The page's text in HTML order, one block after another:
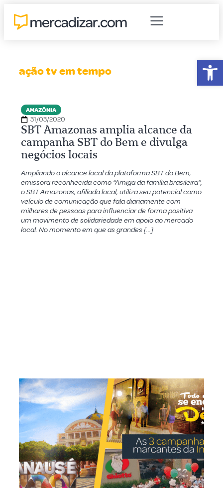
ação tv em tempo
AMAZÔNIA
31/03/2020
SBT Amazonas amplia alcance da
campanha SBT do Bem e divulga
negócios locais
Ampliando o alcance local da plataforma SBT do Bem,
emissora reconhecida como “Amiga da família brasileira”,
o SBT Amazonas, afiliada local, utiliza seu potencial como
veículo de comunicação que fala diariamente com
milhares de pessoas para influenciar de forma positiva
um movimento de solidariedade em apoio ao mercado
local. No momento em que as grandes […]